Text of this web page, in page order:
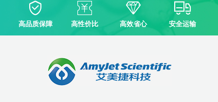
高品质保障 高性价比 高效省心 安全运输